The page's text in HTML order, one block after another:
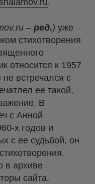
shalamov.ru.
– ред.) уже
стихотворения
относится к 1957
встречался с
ее такой,
В
с Анной
х годов и
с ее судьбой, он
в архиве
сайта.